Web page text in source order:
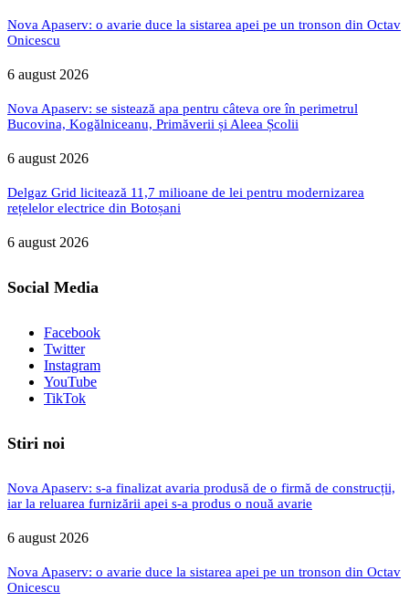
Nova Apaserv: o avarie duce la sistarea apei pe un tronson din Octav
Onicescu
6 august 2026
Nova Apaserv: se sistează apa pentru câteva ore în perimetrul
Bucovina, Kogălniceanu, Primăverii și Aleea Școlii
6 august 2026
Delgaz Grid licitează 11,7 milioane de lei pentru modernizarea
rețelelor electrice din Botoșani
6 august 2026
Social Media
Facebook
Twitter
Instagram
YouTube
TikTok
Stiri noi
Nova Apaserv: s-a finalizat avaria produsă de o firmă de construcții,
iar la reluarea furnizării apei s-a produs o nouă avarie
6 august 2026
Nova Apaserv: o avarie duce la sistarea apei pe un tronson din Octav
Onicescu